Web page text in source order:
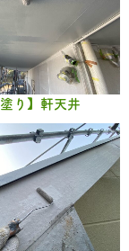
塗り】軒天井